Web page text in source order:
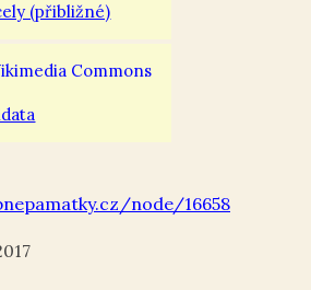
(přibližné)
node/16658